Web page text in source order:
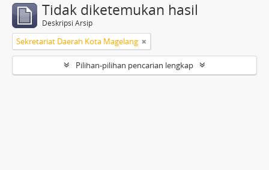
Tidak diketemukan hasil
Deskripsi Arsip
Sekretariat Daerah Kota Magelang
Pilihan-pilihan pencarian lengkap